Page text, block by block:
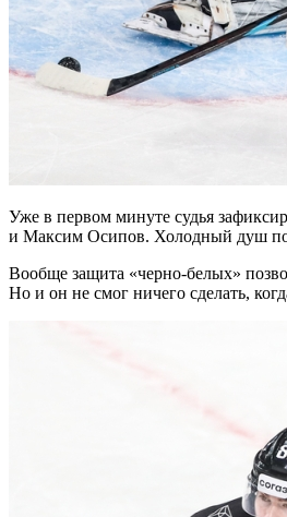
Уже в первом минуте судья
и Максим Осипов. Холодный душ
Вообще защита «черно-белых»
Но и он не смог ничего сделать,